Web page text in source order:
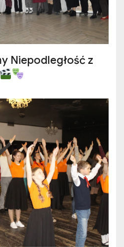
Niepodległość z